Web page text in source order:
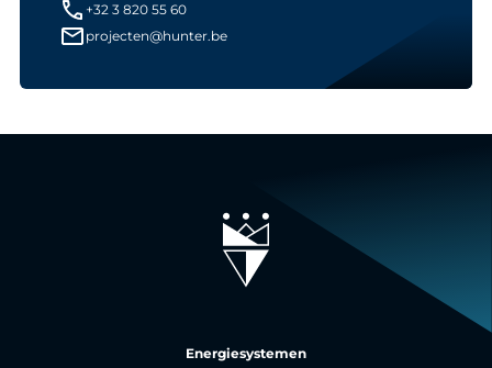
+32 3 820 55 60
projecten@hunter.be
Energiesystemen